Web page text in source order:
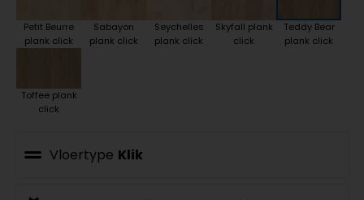
Petit Beurre
plank click
Sabayon
plank click
Seychelles
plank click
Skyfall plank
click
Teddy Bear
plank click
Toffee plank
click
Vloertype Klik